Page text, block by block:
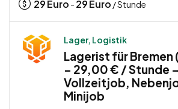
29Euro - 29Euro / Stunde
Lager, Logistik
Lagerist für
– 29,00 € / Stunde –
Vollzeitjob,
Minijob